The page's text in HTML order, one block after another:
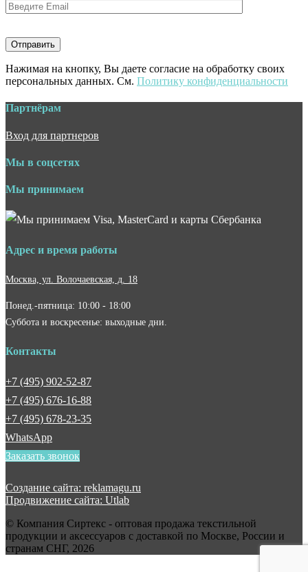
Нажимая на кнопку, Вы даете согласие на обработку своих
персональных данных. См. Политику конфиденциальности
Партнёрам
Вход для партнеров
Мы в соцсетях
Мы принимаем
Адрес и время работы
Москва, ул. Волочаевская, д. 18
Понед.-пятница: 10:00 - 18:00
Суббота и воскресенье: выходные дни.
Контакты
+7 (495) 902-52-87
+7 (495) 676-16-88
+7 (495) 678-23-35
WhatsApp
Заказать звонок
Создание сайта: reklamagu.ru
Продвижение сайта: Utlab
© Компания Сиртекс - оптовая продажа текстильной
продукции и аксессуаров с доставкой по Москве, России и
странам СНГ, 2026